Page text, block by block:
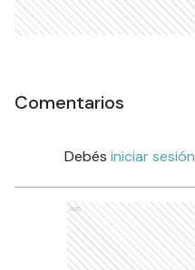
Comentarios
Debés iniciar sesión
Ads